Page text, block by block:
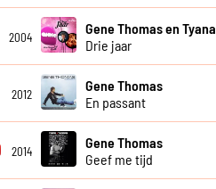
2004
Gene Thomas en Tyana
Drie jaar
2012
Gene Thomas
En passant
2014
Gene Thomas
Geef me tijd